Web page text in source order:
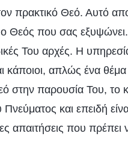
πρακτικό Θεό. Αυτό
ο Θεός που σας
Του αρχές. Η
κάποιοι, απλώς ένα
παρουσία Του, το
και επειδή
απαιτήσεις που